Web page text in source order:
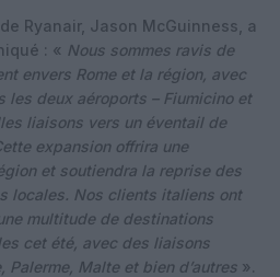
Ryanair, Jason McGuinness, a
: « Nous sommes ravis de
envers Rome et la région, avec
les deux aéroports – Fiumicino et
liaisons vers un éventail de
expansion offrira une
et soutiendra la reprise des
locales. Nos clients italiens ont
multitude de destinations
cet été, avec des liaisons
Palerme, Malte et bien d’autres ».